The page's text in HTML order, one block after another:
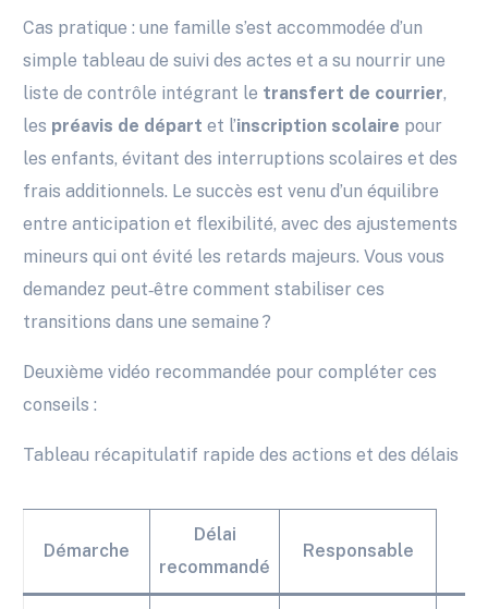
Cas pratique : une famille s’est accommodée d’un
simple tableau de suivi des actes et a su nourrir une
liste de contrôle intégrant le transfert de courrier,
les préavis de départ et l’inscription scolaire pour
les enfants, évitant des interruptions scolaires et des
frais additionnels. Le succès est venu d’un équilibre
entre anticipation et flexibilité, avec des ajustements
mineurs qui ont évité les retards majeurs. Vous vous
demandez peut‑être comment stabiliser ces
transitions dans une semaine ?
Deuxième vidéo recommandée pour compléter ces
conseils :
Tableau récapitulatif rapide des actions et des délais
Démarche
Délai
recommandé
Responsable